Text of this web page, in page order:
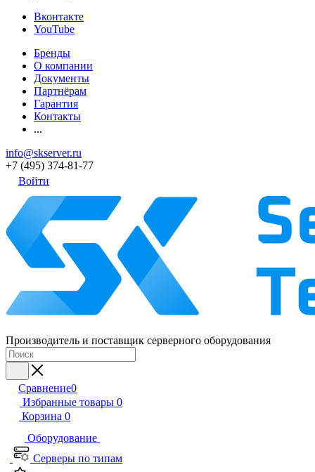
Вконтакте
YouTube
Бренды
О компании
Документы
Партнёрам
Гарантия
Контакты
...
info@skserver.ru
+7 (495) 374-81-77
Войти
Производитель и поставщик серверного оборудования
Сравнение0
Избранные товары 0
Корзина 0
Оборудование
Серверы по типам